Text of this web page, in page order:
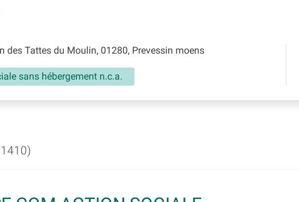
des Tattes du Moulin, 01280, Prevessin moens
sans hébergement n.c.a.